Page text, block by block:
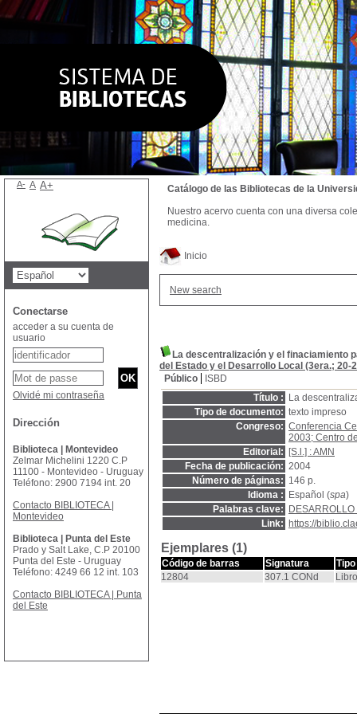
Inicio
New search
La descentralización y el finaciamiento
del Estado y el Desarrollo Local (3era.;
Público
ISBD
Título :
La
Tipo de documento: texto impreso
Congreso: Conferencia
2003; Centro
Editorial:
[S.l.] : AMN
Fecha de publicación: 2004
Número de páginas: 146 p.
Idioma :
Español (spa)
Palabras clave:
Link:
https://
Ejemplares (1)
Código de barras Signatura
12804
307.1 CONd Libro
Catálogo de las Bibliotecas de la
Nuestro acervo cuenta con una diversa
medicina.
A- A A+
Conectarse
acceder a su cuenta de
usuario
Olvidé mi contraseña
Dirección
Biblioteca | Montevideo
Zelmar Michelini 1220 C.P
11100 - Montevideo - Uruguay
Teléfono: 2900 7194 int. 20
Contacto BIBLIOTECA |
Montevideo
Biblioteca | Punta del Este
Prado y Salt Lake, C.P 20100
Punta del Este - Uruguay
Teléfono: 4249 66 12 int. 103
Contacto BIBLIOTECA | Punta
del Este